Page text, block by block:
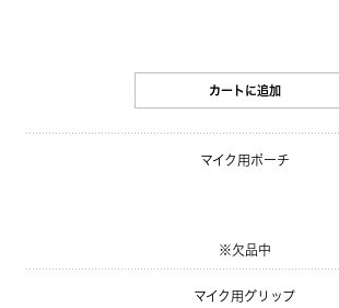
カートに追加
マイク用ポーチ
※欠品中
マイク用グリップ